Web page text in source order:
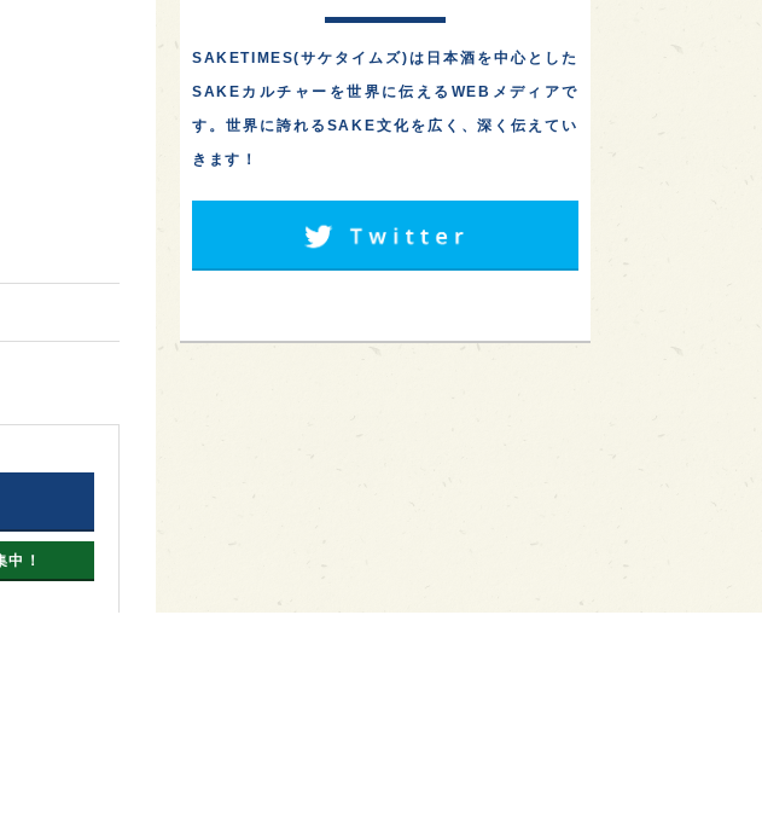
中！
SAKETIMES(サケタイムズ)は日本酒を中心とした
SAKEカルチャーを世界に伝えるWEBメディアで
す。世界に誇れるSAKE文化を広く、深く伝えてい
きます！